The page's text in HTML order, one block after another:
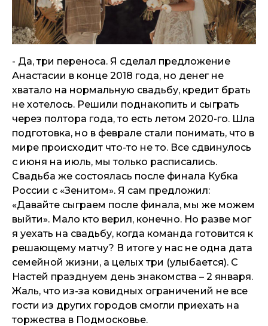
- Да, три переноса. Я сделал предложение
Анастасии в конце 2018 года, но денег не
хватало на нормальную свадьбу, кредит брать
не хотелось. Решили поднакопить и сыграть
через полтора года, то есть летом 2020-го. Шла
подготовка, но в феврале стали понимать, что в
мире происходит что-то не то. Все сдвинулось
с июня на июль, мы только расписались.
Свадьба же состоялась после финала Кубка
России с «Зенитом». Я сам предложил:
«Давайте сыграем после финала, мы же можем
выйти». Мало кто верил, конечно. Но разве мог
я уехать на свадьбу, когда команда готовится к
решающему матчу? В итоге у нас не одна дата
семейной жизни, а целых три (улыбается). С
Настей празднуем день знакомства – 2 января.
Жаль, что из-за ковидных ограничений не все
гости из других городов смогли приехать на
торжества в Подмосковье.